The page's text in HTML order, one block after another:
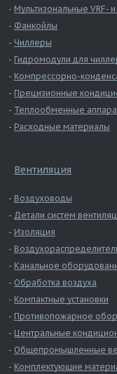
Мультизональные VRF-
Фанкойлы
Чиллеры
Гидромодули для
Компрессорно-
Прецизионные
Теплообменные
Расходные материалы
Вентиляция
Воздуховоды
Детали систем
Изоляция
Канальное
Обработка воздуха
Компактные установки
Противопожарное
Центральные
Общепромышленные
Комплектующие